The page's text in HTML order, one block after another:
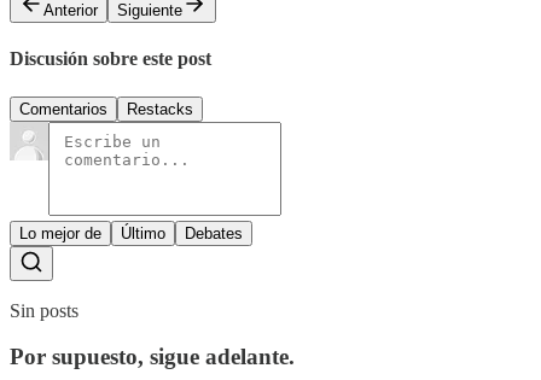
Anterior
Siguiente
Discusión sobre este post
Comentarios Restacks
Lo mejor de Último Debates
Sin posts
Por supuesto, sigue adelante.